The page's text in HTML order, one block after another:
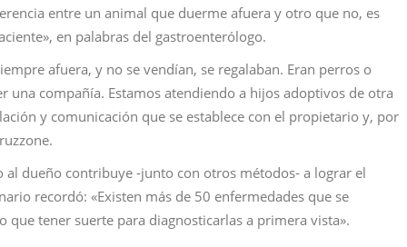
entre un animal que duerme afuera y otro que no, es
en palabras del gastroenterólogo.
afuera, y no se vendían, se regalaban. Eran perros o
una compañía. Estamos atendiendo a hijos adoptivos de otra
y comunicación que se establece con el propietario y, por
dueño contribuye -junto con otros métodos- a lograr el
recordó: «Existen más de 50 enfermedades que se
que tener suerte para diagnosticarlas a primera vista».